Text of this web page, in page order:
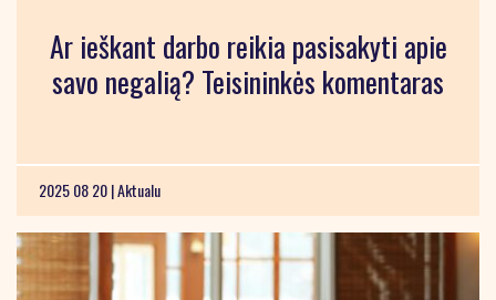
Ar ieškant darbo reikia pasisakyti apie
savo negalią? Teisininkės komentaras
2025 08 20 |Aktualu